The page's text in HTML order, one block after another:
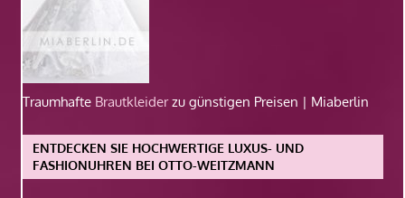
Traumhafte Brautkleiderzu günstigen Preisen | Miaberlin
ENTDECKEN SIE HOCHWERTIGE LUXUS- UND
FASHIONUHREN BEI OTTO-WEITZMANN